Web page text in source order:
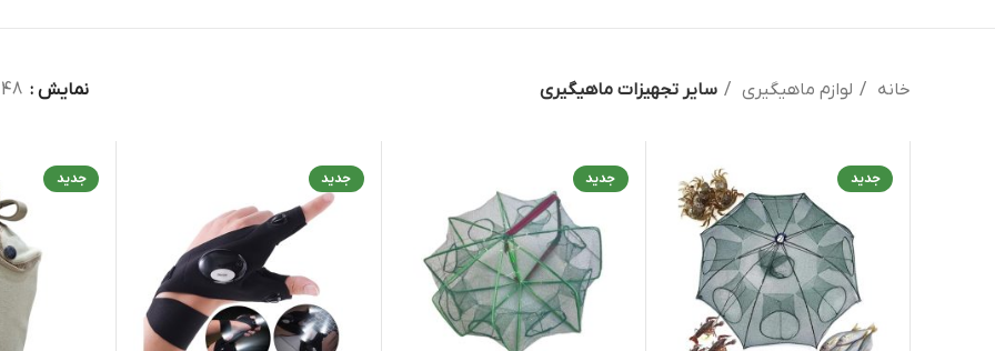
خانه لوازم ماهیگیری سایر تجهیزات ماهیگیری نمایش 48
جدید جدید جدید جدید